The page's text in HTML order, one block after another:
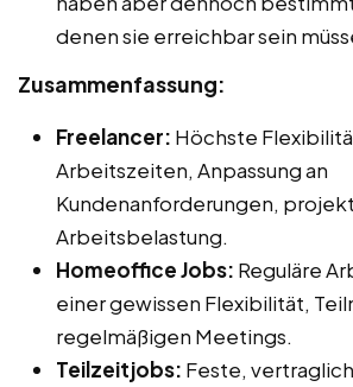
denen sie erreichbar sein
Zusammenfassung:
Freelancer: Höchste
Arbeitszeiten, Anpassung an
Kundenanforderungen,
Arbeitsbelastung.
Homeoffice Jobs: Reguläre
einer gewissen Flexibilität,
regelmäßigen Meetings.
Teilzeitjobs: Feste,